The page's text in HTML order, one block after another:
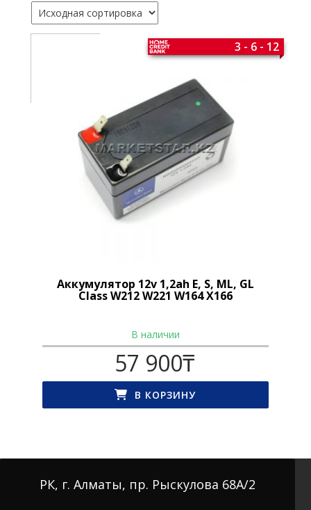
Аккумулятор 12v 1,2ah E, S, ML, GL
Class W212 W221 W164 X166
3 - 6 - 12
В наличии
57 900₸
В КОРЗИНУ
РК, г. Алматы, пр. Рыскулова 68А/2